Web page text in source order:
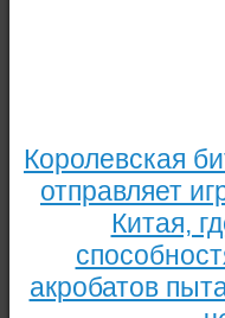
Королевская
отправляет
Китая,
акробатов